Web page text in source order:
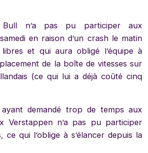
n’a pas pu participer aux
en raison d’un crash le matin
libres et qui aura obligé l’équipe à
de la boîte de vitesses sur
(ce qui lui a déjà coûté cinq
demandé trop de temps aux
Verstappen n’a pas pu participer
ce qui l’oblige à s’élancer depuis la